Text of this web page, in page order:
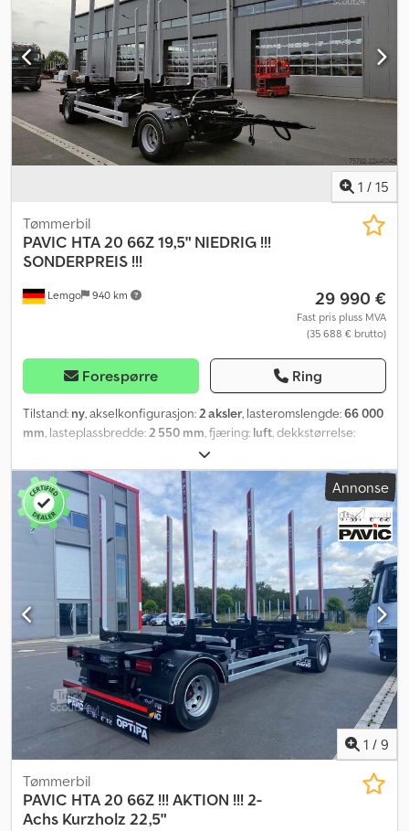
1 / 15
Lemgo 940 km
Tømmerbil
PAVIC HTA 20 66Z 19,5" NIEDRIG !!!
SONDERPREIS !!!
29 990 €
Fast pris pluss MVA
(35 688 € brutto)
Forespørre Ring
Tilstand: ny, akselkonfigurasjon: 2 aksler, lasteromslengde:66 000
mm , lasteplassbredde: 2 550 mm , fjæring: luft , dekkstørrelse:
Annonse
1 / 9
Tømmerbil
PAVIC HTA 20 66Z !!! AKTION !!! 2-
Achs Kurzholz 22,5"